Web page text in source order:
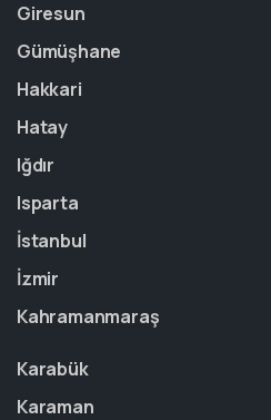
Giresun
Gümüşhane
Hakkari
Hatay
Iğdır
Isparta
İstanbul
İzmir
Kahramanmaraş
Karabük
Karaman